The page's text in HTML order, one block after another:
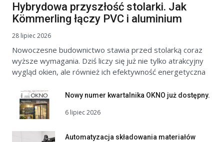
Hybrydowa przyszłość stolarki. Jak
Kömmerling łączy PVC i aluminium
28 lipiec 2026
Nowoczesne budownictwo stawia przed stolarką coraz
wyższe wymagania. Dziś liczy się już nie tylko atrakcyjny
wygląd okien, ale również ich efektywność energetyczna
Nowy numer kwartalnika OKNO już dostępny.
6 lipiec 2026
Automatyzacja składowania materiałów